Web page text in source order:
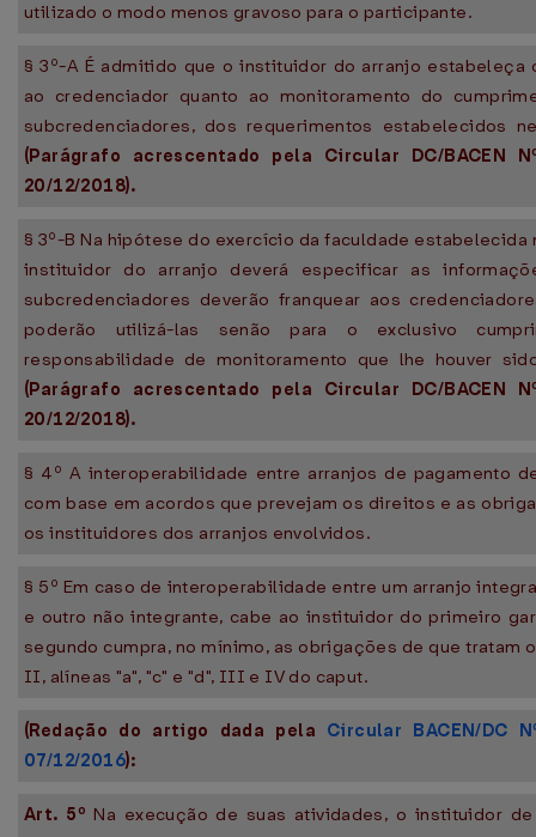
utilizado o modo menos gravoso para o participante.
§ 3º-A É admitido que o instituidor do arranjo estabeleça
ao credenciador quanto ao monitoramento do
subcredenciadores, dos requerimentos estabelecidos
(Parágrafo acrescentado pela Circular DC/BACEN
20/12/2018).
§ 3º-B Na hipótese do exercício da faculdade estabelecida
instituidor do arranjo deverá especificar as
subcredenciadores deverão franquear aos
poderão utilizá-las senão para o exclusivo
responsabilidade de monitoramento que lhe houver
(Parágrafo acrescentado pela Circular DC/BACEN
20/12/2018).
§ 4º A interoperabilidade entre arranjos de pagamento
com base em acordos que prevejam os direitos e as
os instituidores dos arranjos envolvidos.
§ 5º Em caso de interoperabilidade entre um arranjo
e outro não integrante, cabe ao instituidor do primeiro
segundo cumpra, no mínimo, as obrigações de que tratam
II, alíneas "a", "c" e "d", III e IV do caput.
(Redação do artigo dada pela Circular BACEN/DC
07/12/2016):
Art. 5º Na execução de suas atividades, o instituidor